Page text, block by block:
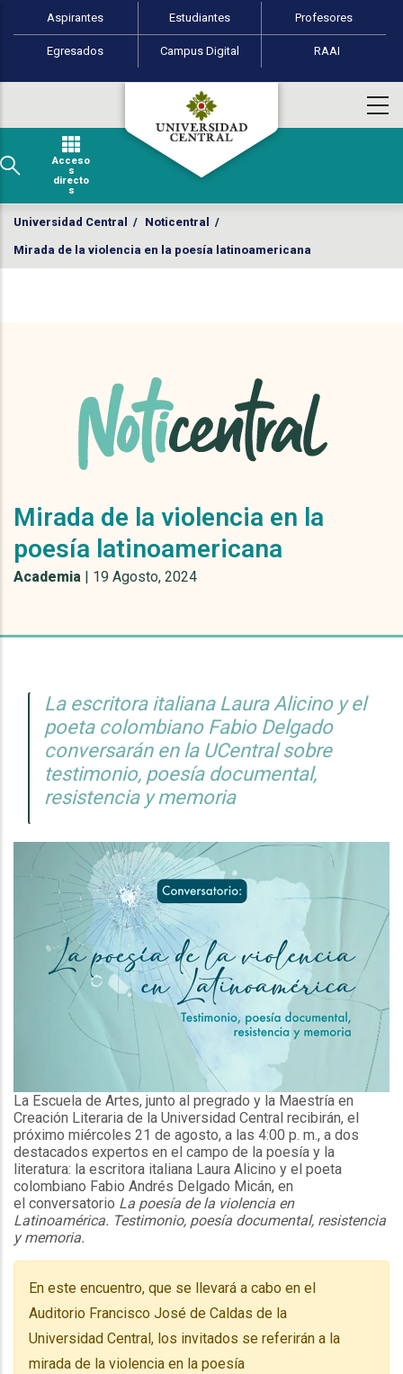
Pasar al contenido principal
Perfiles de usuario
Aspirantes Estudiantes Profesores
Egresados Campus Digital RAAI
Acceso
s
directo
s
Universidad Central / Noticentral /
Mirada de la violencia en la poesía latinoamericana
Mirada de la violencia en la
poesía latinoamericana
Academia | 19 Agosto, 2024
La escritora italiana Laura Alicino y el
poeta colombiano Fabio Delgado
conversarán en la UCentral sobre
testimonio, poesía documental,
resistencia y memoria
La Escuela de Artes, junto al pregrado y la Maestría en
Creación Literaria de la Universidad Central recibirán, el
próximo miércoles 21 de agosto, a las 4:00 p. m., a dos
destacados expertos en el campo de la poesía y la
literatura: la escritora italiana Laura Alicino y el poeta
colombiano Fabio Andrés Delgado Micán, en
el conversatorio La poesía de la violencia en
Latinoamérica. Testimonio, poesía documental, resistencia
y memoria.
En este encuentro, que se llevará a cabo en el
Auditorio Francisco José de Caldas de la
Universidad Central, los invitados se referirán a la
mirada de la violencia en la poesía